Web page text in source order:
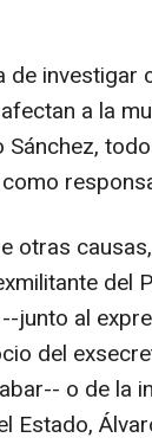
de
a la
otras
del
al
del
o de la
Estado,